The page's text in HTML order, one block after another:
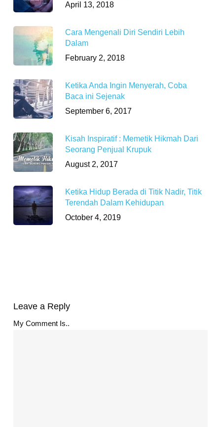
April 13, 2018
Cara Mengenali Diri Sendiri Lebih
Dalam
February 2, 2018
Ketika Anda Ingin Menyerah, Coba
Baca ini Sejenak
September 6, 2017
Kisah Inspiratif : Memetik Hikmah Dari
Seorang Penjual Krupuk
August 2, 2017
Ketika Hidup Berada di Titik Nadir, Titik
Terendah Dalam Kehidupan
October 4, 2019
Leave a Reply
My Comment Is..